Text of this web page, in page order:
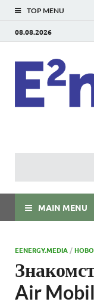
TOP MENU
08.08.2026
MAIN MENU
EENERGY.MEDIA /
Air